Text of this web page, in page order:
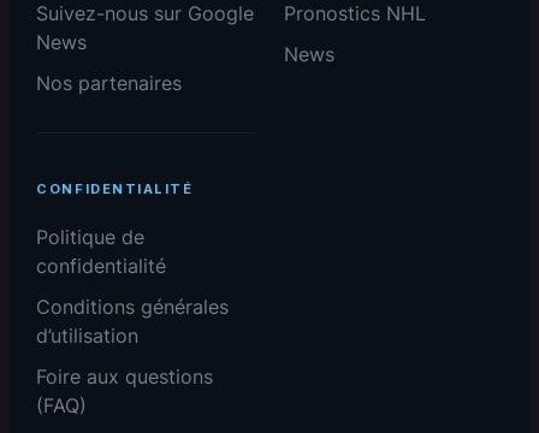
Suivez-nous sur Google
News
Nos partenaires
Pronostics NHL
News
CONFIDENTIALITÉ
Politique de
confidentialité
Conditions générales
d’utilisation
Foire aux questions
(FAQ)